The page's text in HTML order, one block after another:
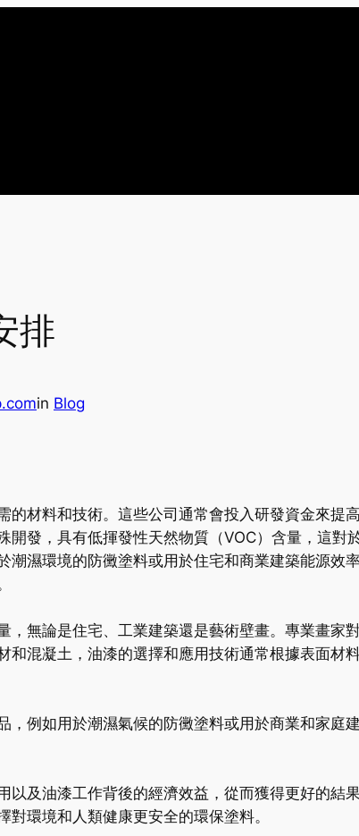
排
in Blog
材料和技術。這些公司通常會投入研發資金來提
發，具有低揮發性天然物質（VOC）含量，這對
濕環境的防黴塗料或用於住宅和商業建築能源效
，無論是住宅、工業建築還是藝術壁畫。專業畫家
和混凝土，油漆的選擇和應用技術通常根據表面材
，例如用於潮濕氣候的防黴塗料或用於商業和家庭
以及油漆工作背後的經濟效益，從而獲得更好的結
環境和人類健康更安全的環保塗料。